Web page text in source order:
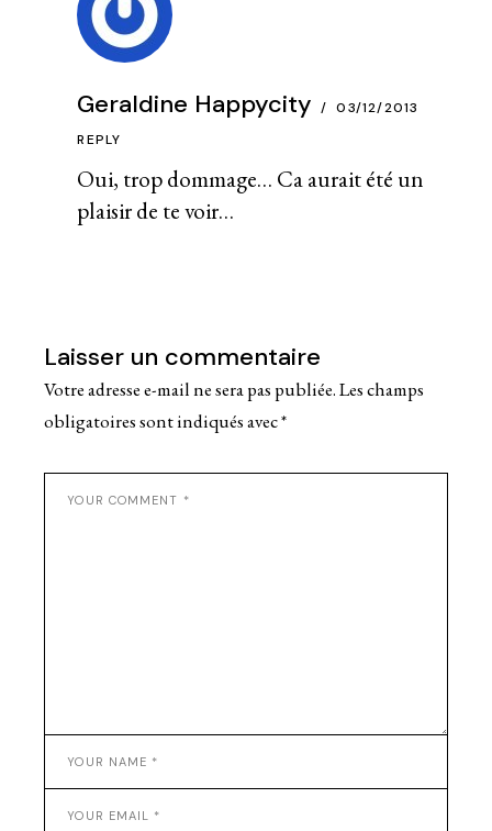
Geraldine Happycity 03/12/2013
Oui, trop dommage… Ca aurait été un
plaisir de te voir…
REPLY
Laisser un commentaire
Votre adresse e-mail ne sera pas publiée.Les champs
obligatoires sont indiqués avec*